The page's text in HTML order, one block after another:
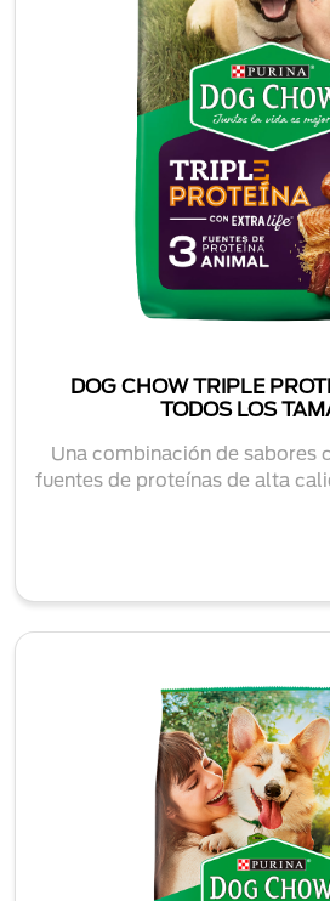
DOG CHOW TRIPLE
TODOS LOS
Una combinación de sabores
fuentes de proteínas de alta